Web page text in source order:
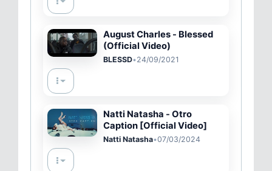
August Charles - Blessed
(Official Video)
BLESSD•24/09/2021
Natti Natasha - Otro
Caption [Official Video]
Natti Natasha•07/03/2024